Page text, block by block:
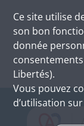
Ce site utilise
son bon
donnée
Libertés).
Vous pouvez
d’utilisation